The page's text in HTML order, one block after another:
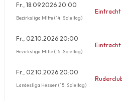
Fr., 18.09.2026 20:00
Bezirksliga Mitte (14. Spieltag)
Fr., 02.10.2026 20:00
Bezirksliga Mitte (15. Spieltag)
Fr., 02.10.2026 20:00
Landesliga Hessen (15. Spieltag)